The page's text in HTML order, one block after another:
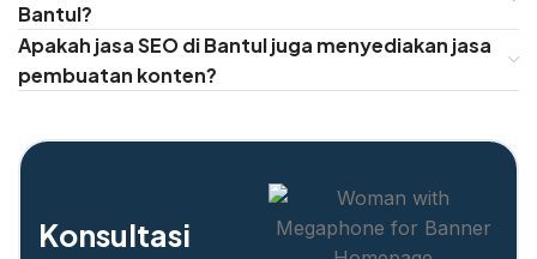
Bantul?
Apakah jasa SEO di Bantul juga menyediakan jasa
pembuatan konten?
Konsultasi